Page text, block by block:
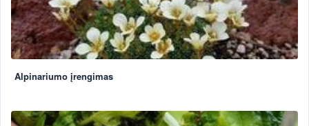
Alpinariumo įrengimas